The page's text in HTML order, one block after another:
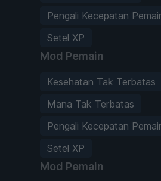
Pengali Kecepatan
Setel XP
Mod Pemain
Kesehatan Tak Terbatas
Mana Tak Terbatas
Pengali Kecepatan
Setel XP
Mod Pemain